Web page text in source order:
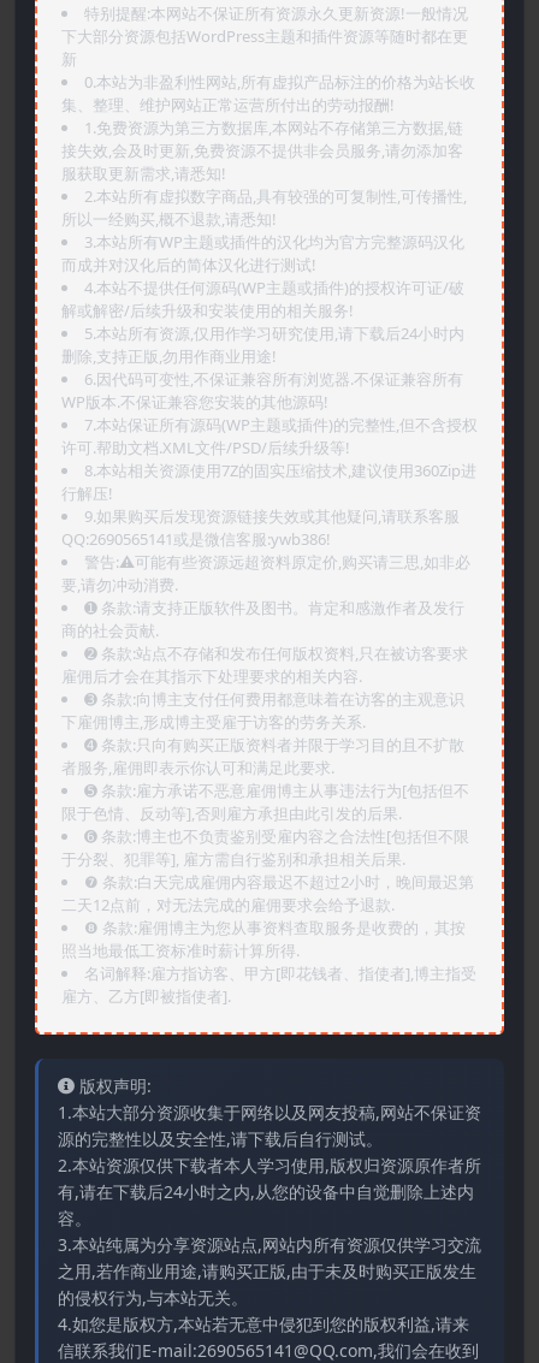
特别提醒:本网站不保证所有资源永久更新资源!一般情况
下大部分资源包括WordPress主题和插件资源等随时都在更
新
0.本站为非盈利性网站,所有虚拟产品标注的价格为站长收
集、整理、维护网站正常运营所付出的劳动报酬!
1.免费资源为第三方数据库,本网站不存储第三方数据,链
接失效,会及时更新,免费资源不提供非会员服务,请勿添加客
服获取更新需求,请悉知!
2.本站所有虚拟数字商品,具有较强的可复制性,可传播性,
所以一经购买,概不退款,请悉知!
3.本站所有WP主题或插件的汉化均为官方完整源码汉化
而成并对汉化后的简体汉化进行测试!
4.本站不提供任何源码(WP主题或插件)的授权许可证/破
解或解密/后续升级和安装使用的相关服务!
5.本站所有资源,仅用作学习研究使用,请下载后24小时内
删除,支持正版,勿用作商业用途!
6.因代码可变性,不保证兼容所有浏览器.不保证兼容所有
WP版本.不保证兼容您安装的其他源码!
7.本站保证所有源码(WP主题或插件)的完整性,但不含授权
许可.帮助文档.XML文件/PSD/后续升级等!
8.本站相关资源使用7Z的固实压缩技术,建议使用360Zip进
行解压!
9.如果购买后发现资源链接失效或其他疑问,请联系客服
QQ:2690565141或是微信客服:ywb386!
警告:⚠️可能有些资源远超资料原定价,购买请三思,如非必
要,请勿冲动消费.
➊️ 条款:请支持正版软件及图书。肯定和感激作者及发行
商的社会贡献.
➋️ 条款:站点不存储和发布任何版权资料,只在被访客要求
雇佣后才会在其指示下处理要求的相关内容.
➌️ 条款:向博主支付任何费用都意味着在访客的主观意识
下雇佣博主,形成博主受雇于访客的劳务关系.
➍️ 条款:只向有购买正版资料者并限于学习目的且不扩散
者服务,雇佣即表示你认可和满足此要求.
➎ 条款:雇方承诺不恶意雇佣博主从事违法行为[包括但不
限于色情、反动等],否则雇方承担由此引发的后果.
➏️ 条款:博主也不负责鉴别受雇内容之合法性[包括但不限
于分裂、犯罪等], 雇方需自行鉴别和承担相关后果.
❼ 条款:白天完成雇佣内容最迟不超过2小时，晚间最迟第
二天12点前，对无法完成的雇佣要求会给予退款.
❽ 条款:雇佣博主为您从事资料查取服务是收费的，其按
照当地最低工资标准时薪计算所得.
名词解释:雇方指访客、甲方[即花钱者、指使者],博主指受
雇方、乙方[即被指使者].
版权声明:
1.本站大部分资源收集于网络以及网友投稿,网站不保证资
源的完整性以及安全性,请下载后自行测试。
2.本站资源仅供下载者本人学习使用,版权归资源原作者所
有,请在下载后24小时之内,从您的设备中自觉删除上述内
容。
3.本站纯属为分享资源站点,网站内所有资源仅供学习交流
之用,若作商业用途,请购买正版,由于未及时购买正版发生
的侵权行为,与本站无关。
4.如您是版权方,本站若无意中侵犯到您的版权利益,请来
信联系我们E-mail:2690565141@QQ.com,我们会在收到